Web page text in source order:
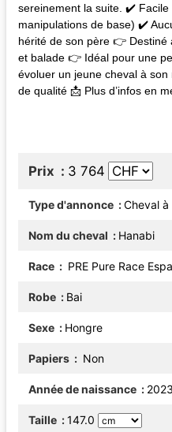
sereinement la suite. ✔️ Facile
manipulations de base) ✔️
hérité de son père 👉 Destiné
et balade 👉 Idéal pour une
évoluer un jeune cheval à
de qualité 📩 Plus d’infos en
Prix 3 764
Type d'annonce Cheval
Nom du cheval Hanabi
Race PRE Pure Race
Robe Bai
Sexe Hongre
Papiers Non
Année de naissance 2023
Taille 147.0